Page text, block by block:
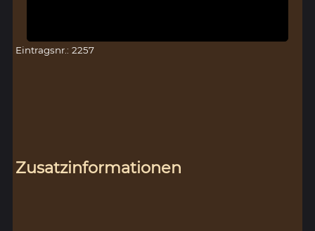
Eintragsnr.: 2257
Zusatzinformationen